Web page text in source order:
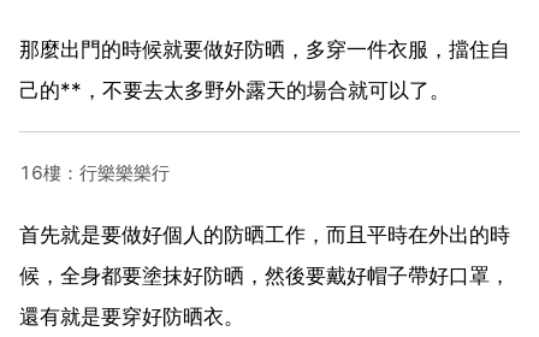
那麼出門的時候就要做好防晒，多穿一件衣服，擋住自
己的**，不要去太多野外露天的場合就可以了。
16樓：行樂樂樂行
首先就是要做好個人的防晒工作，而且平時在外出的時
候，全身都要塗抹好防晒，然後要戴好帽子帶好口罩，
還有就是要穿好防晒衣。